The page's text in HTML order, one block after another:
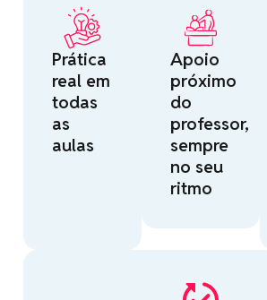
Prática
real em
todas
as
aulas
Apoio
próximo
do
professor,
sempre
no seu
ritmo